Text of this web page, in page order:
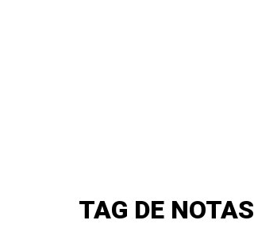
TAG DE NOTAS